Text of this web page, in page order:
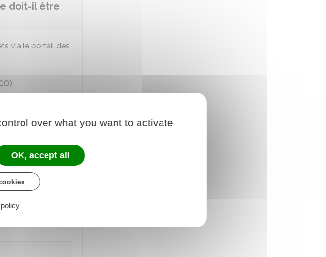
doit-il être
via le portail des
un
over what you want to activate
OK, accept all